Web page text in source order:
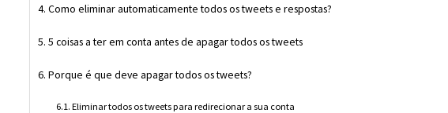
Como eliminar automaticamente todos os tweets e respostas?
5 coisas a ter em conta antes de apagar todos os tweets
Porque é que deve apagar todos os tweets?
Eliminar todos os tweets para redirecionar a sua conta